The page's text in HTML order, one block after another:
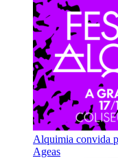
Alquimia convida
Ageas